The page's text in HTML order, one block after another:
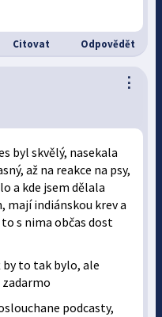
Citovat Odpovědět
⋮
byl skvělý, nasekala
až na reakce na psy,
a kde jsem dělala
mají indiánskou krev a
s nima občas dost
to tak bylo, ale
zadarmo
podcasty,